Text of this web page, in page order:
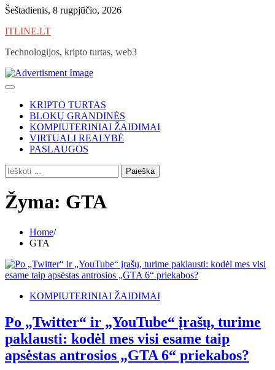
Skip
content
Šeštadienis, 8 rugpjūčio, 2026
ITLINE.LT
Technologijos, kripto turtas, web3
KRIPTO TURTAS
BLOKŲ GRANDINĖS
KOMPIUTERINIAI ŽAIDIMAI
VIRTUALI REALYBĖ
PASLAUGOS
Ieškoti:
Žyma: GTA
Home
GTA
KOMPIUTERINIAI ŽAIDIMAI
Po „Twitter“ ir „YouTube“ įrašų, turime
paklausti: kodėl mes visi esame taip
apsėstas antrosios „GTA 6“ priekabos?